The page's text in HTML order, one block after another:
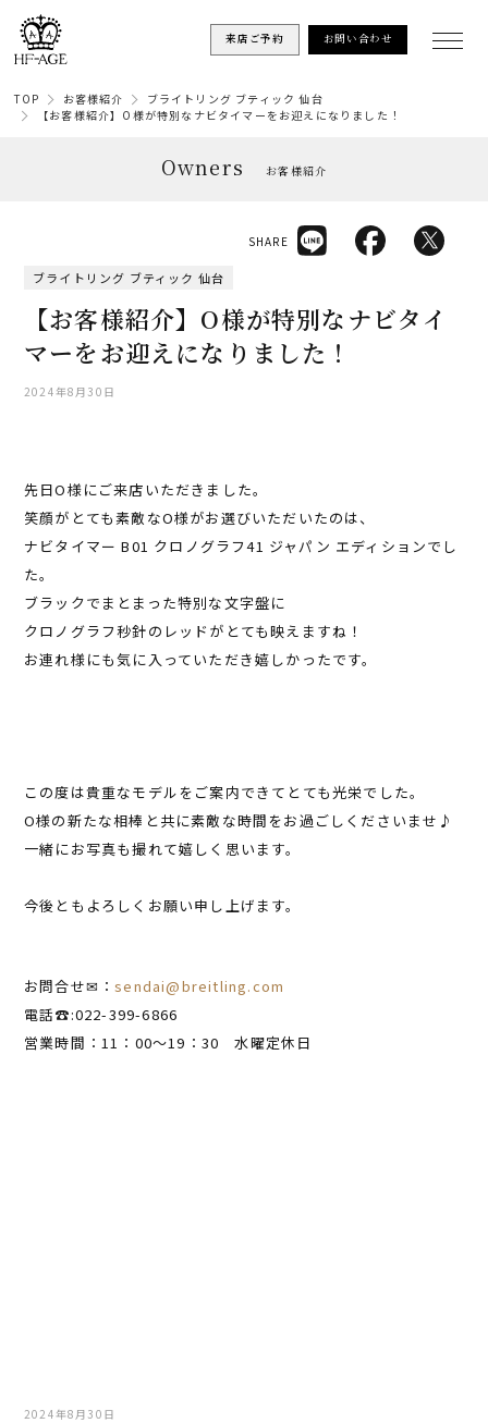
来店ご予約 お問い合わせ
TOP お客様紹介
ブライトリング ブティック 仙台
【お客様紹介】O様が特別なナビタイマーをお迎えになりました！
Owners お客様紹介
ブライトリング ブティック 仙台
【お客様紹介】O様が特別なナビタイ
マーをお迎えになりました！
2024年8月30日
SHARE
先日O様にご来店いただきました。
笑顔がとても素敵なO様がお選びいただいたのは、
ナビタイマー B01 クロノグラフ41 ジャパン エディションでし
た。
ブラックでまとまった特別な文字盤に
クロノグラフ秒針のレッドがとても映えますね！
お連れ様にも気に入っていただき嬉しかったです。
この度は貴重なモデルをご案内できてとても光栄でした。
O様の新たな相棒と共に素敵な時間をお過ごしくださいませ♪
一緒にお写真も撮れて嬉しく思います。
今後ともよろしくお願い申し上げます。
お問合せ✉：sendai@breitling.com
電話☎:022-399-6866
営業時間：11：00～19：30 水曜定休日
2024年8月30日